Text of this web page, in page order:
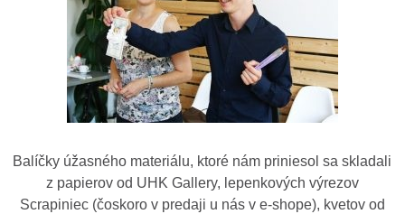
Balíčky úžasného materiálu, ktoré nám priniesol sa skladali
z papierov od UHK Gallery, lepenkových výrezov
Scrapiniec (čoskoro v predaji u nás v e-shope), kvetov od